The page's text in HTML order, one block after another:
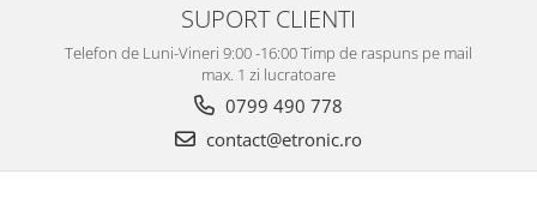
SUPORT CLIENTI
Telefon de Luni-Vineri 9:00 -16:00 Timp de raspuns pe mail
max. 1 zi lucratoare
0799 490 778
contact@etronic.ro